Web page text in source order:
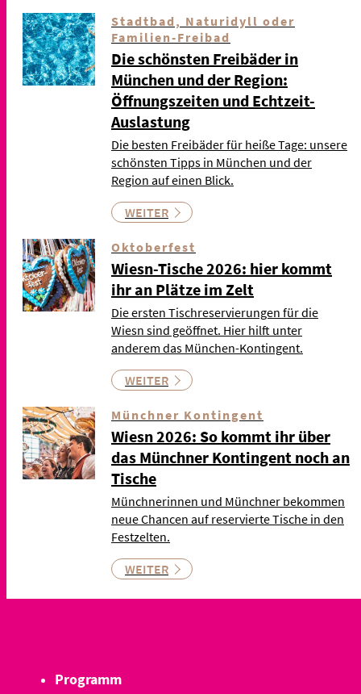
Stadtbad, Naturidyll oder
Familien-Freibad
Die schönsten Freibäder in
München und der Region:
Öffnungszeiten und Echtzeit-
Auslastung
Die besten Freibäder für heiße Tage: unsere
schönsten Tipps in München und der
Region auf einen Blick.
WEITER
Oktoberfest
Wiesn-Tische 2026: hier kommt
ihr an Plätze im Zelt
Die ersten Tischreservierungen für die
Wiesn sind geöffnet. Hier hilft unter
anderem das München-Kontingent.
WEITER
Münchner Kontingent
Wiesn 2026: So kommt ihr über
das Münchner Kontingent noch an
Tische
Münchnerinnen und Münchner bekommen
neue Chancen auf reservierte Tische in den
Festzelten.
WEITER
Programm